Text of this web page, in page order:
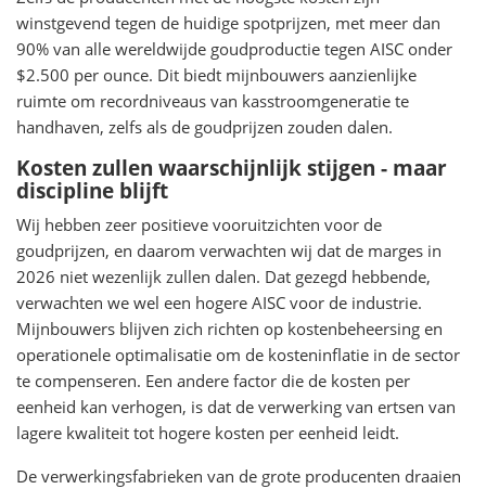
winstgevend tegen de huidige spotprijzen, met meer dan
90% van alle wereldwijde goudproductie tegen AISC onder
$2.500 per ounce. Dit biedt mijnbouwers aanzienlijke
ruimte om recordniveaus van kasstroomgeneratie te
handhaven, zelfs als de goudprijzen zouden dalen.
Kosten zullen waarschijnlijk stijgen - maar
discipline blijft
Wij hebben zeer positieve vooruitzichten voor de
goudprijzen, en daarom verwachten wij dat de marges in
2026 niet wezenlijk zullen dalen. Dat gezegd hebbende,
verwachten we wel een hogere AISC voor de industrie.
Mijnbouwers blijven zich richten op kostenbeheersing en
operationele optimalisatie om de kosteninflatie in de sector
te compenseren. Een andere factor die de kosten per
eenheid kan verhogen, is dat de verwerking van ertsen van
lagere kwaliteit tot hogere kosten per eenheid leidt.
De verwerkingsfabrieken van de grote producenten draaien